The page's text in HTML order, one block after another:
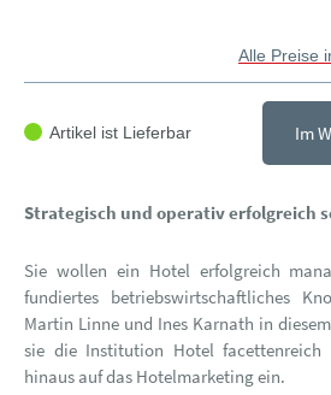
Alle Preise
Artikel ist Lieferbar Im
Strategisch und operativ erfolgreich
Sie wollen ein Hotel erfolgreich
fundiertes betriebswirtschaftliches
Martin Linne und Ines Karnath in
sie die Institution Hotel facettenreich
hinaus auf das Hotelmarketing ein.